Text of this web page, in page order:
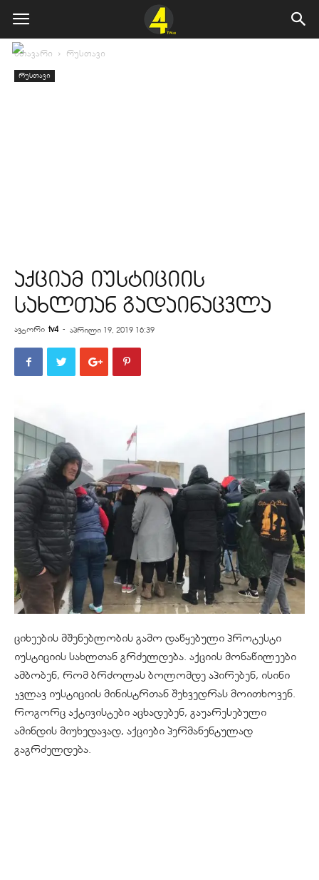
მთავარი რუსთავი
რუსთავი
აქციამ იუსტიციის
სახლთან გადაინაცვლა
ავტორი tv4 - აპრილი 19, 2019 16:39
ციხეების მშენებლობის გამო დაწყებული პროტესტი
იუსტიციის სახლთან გრძელდება. აქციის მონაწილეები
ამბობენ, რომ ბრძოლას ბოლომდე აპირებენ, ისინი
კვლავ იუსტიციის მინისტრთან შეხვედრას მოითხოვენ.
როგორც აქტივისტები აცხადებენ, გაუარესებული
ამინდის მიუხედავად, აქციები პერმანენტულად
გაგრძელდება.